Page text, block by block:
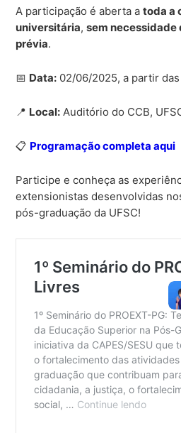
A participação é aberta atoda a
universitária,sem necessidade
prévia.
📅 Data: 02/06/2025, a partir
📍 Local: Auditório do CCB,
📋 Programação completa aqui
Participe e conheça as
extensionistas desenvolvidas
pós-graduação da UFSC!